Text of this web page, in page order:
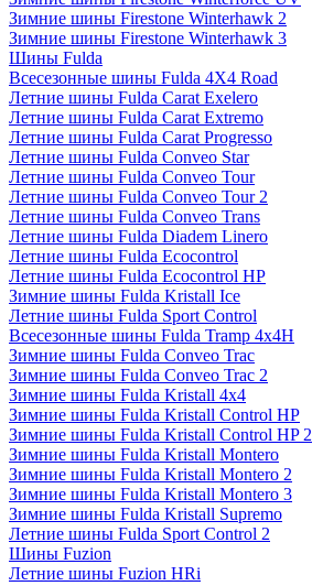
Зимние шины Firestone Winterhawk 2
Зимние шины Firestone Winterhawk 3
Шины Fulda
Всесезонные шины Fulda 4X4 Road
Летние шины Fulda Carat Exelero
Летние шины Fulda Carat Extremo
Летние шины Fulda Carat Progresso
Летние шины Fulda Conveo Star
Летние шины Fulda Conveo Tour
Летние шины Fulda Conveo Tour 2
Летние шины Fulda Conveo Trans
Летние шины Fulda Diadem Linero
Летние шины Fulda Ecocontrol
Летние шины Fulda Ecocontrol HP
Зимние шины Fulda Kristall Ice
Летние шины Fulda Sport Control
Всесезонные шины Fulda Tramp 4x4H
Зимние шины Fulda Conveo Trac
Зимние шины Fulda Conveo Trac 2
Зимние шины Fulda Kristall 4x4
Зимние шины Fulda Kristall Control HP
Зимние шины Fulda Kristall Control HP 2
Зимние шины Fulda Kristall Montero
Зимние шины Fulda Kristall Montero 2
Зимние шины Fulda Kristall Montero 3
Зимние шины Fulda Kristall Supremo
Летние шины Fulda Sport Control 2
Шины Fuzion
Летние шины Fuzion HRi